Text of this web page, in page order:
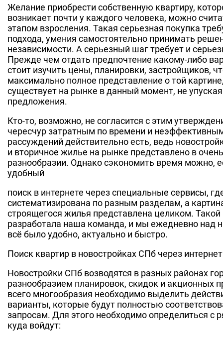
Желание приобрести собственную квартиру,
возникает почти у каждого человека, можно
этапом взросления. Такая серьезная покупка
подхода, умения самостоятельно принимать
независимости. А серьезный шаг требует и
Прежде чем отдать предпочтение какому-либо
стоит изучить цены, планировки, застройщиков,
максимально полное представление о той
существует на рынке в данный момент, не
предложения.
Кто-то, возможно, не согласится с этим
чересчур затратным по времени и
рассуждений действительно есть, ведь
и вторичное жилье на рынке представлено в
разнообразии. Однако сэкономить время можно,
удобный
поиск в интернете через специальные сервисы,
систематизирована по разным разделам, а
строящегося жилья представлена целиком. Такой
разработала наша команда, и мы ежедневно над
всё было удобно, актуально и быстро.
Поиск квартир в новостройках СПб через интернет
Новостройки СПб возводятся в разных районах
разнообразием планировок, скидок и акционных
всего многообразия необходимо выделить
варианты, которые будут полностью
запросам. Для этого необходимо определиться с
куда войдут: